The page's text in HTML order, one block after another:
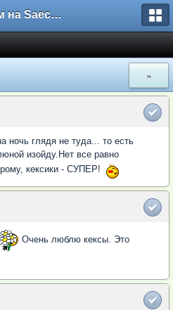
Форум на Saechka.Ru - энциклопедия домашнего уюта
»
ночь глядя не туда... то есть
изойду.Нет все равно
кексики - СУПЕР!
Очень люблю кексы. Это